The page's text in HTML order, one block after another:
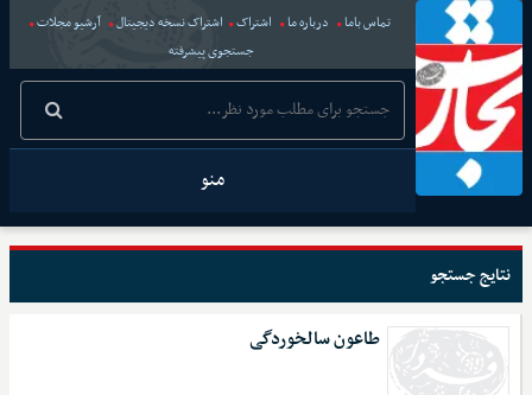
تماس باما درباره ما اشتراک اشتراک نسخه دیجیتال
آرشیو مجلات
جستجوی پیشرفته
منو
نتایج جستجو
طاعون سالخوردگی